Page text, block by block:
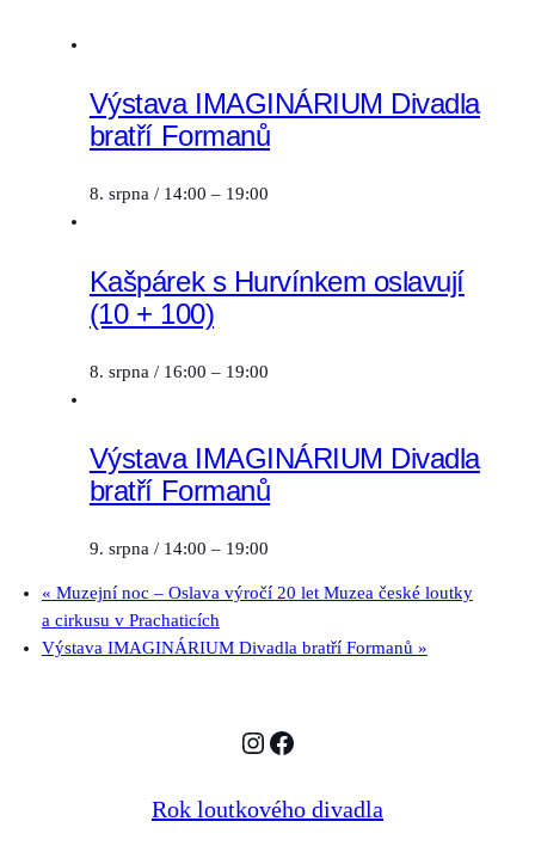
Výstava IMAGINÁRIUM Divadla
bratří Formanů
8. srpna / 14:00 – 19:00
Kašpárek s Hurvínkem oslavují
(10 + 100)
8. srpna / 16:00 – 19:00
Výstava IMAGINÁRIUM Divadla
bratří Formanů
9. srpna / 14:00 – 19:00
« Muzejní noc – Oslava výročí 20 let Muzea české loutky
a cirkusu v Prachaticích
Výstava IMAGINÁRIUM Divadla bratří Formanů »
Instagram
Facebook
Rok loutkového divadla